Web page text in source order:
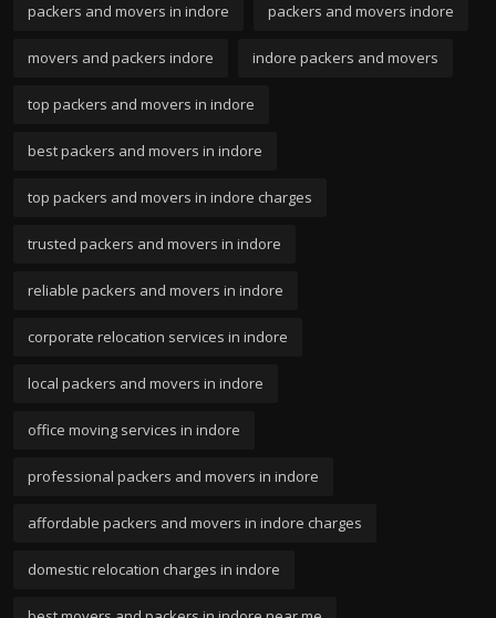
packers and movers in indore packers and movers indore
movers and packers indore indore packers and movers
top packers and movers in indore
best packers and movers in indore
top packers and movers in indore charges
trusted packers and movers in indore
reliable packers and movers in indore
corporate relocation services in indore
local packers and movers in indore
office moving services in indore
professional packers and movers in indore
affordable packers and movers in indore charges
domestic relocation charges in indore